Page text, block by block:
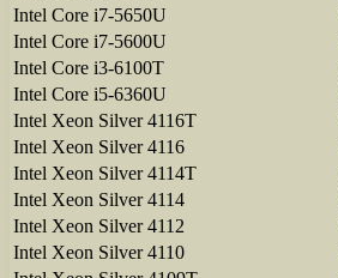
Intel Core i7-5650U
Intel Core i7-5600U
Intel Core i3-6100T
Intel Core i5-6360U
Intel Xeon Silver 4116T
Intel Xeon Silver 4116
Intel Xeon Silver 4114T
Intel Xeon Silver 4114
Intel Xeon Silver 4112
Intel Xeon Silver 4110